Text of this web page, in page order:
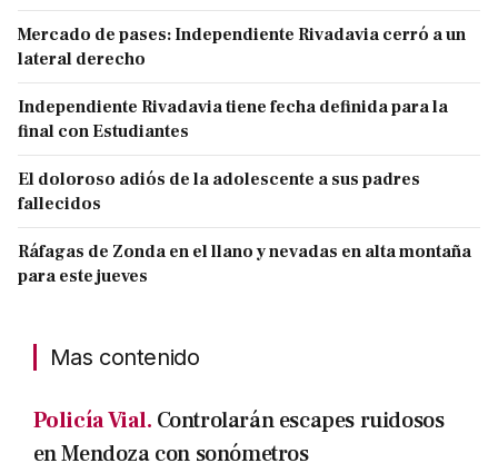
Mercado de pases: Independiente Rivadavia cerró a un
lateral derecho
Independiente Rivadavia tiene fecha definida para la
final con Estudiantes
El doloroso adiós de la adolescente a sus padres
fallecidos
Ráfagas de Zonda en el llano y nevadas en alta montaña
para este jueves
Mas contenido
Policía Vial. Controlarán escapes ruidosos
en Mendoza con sonómetros